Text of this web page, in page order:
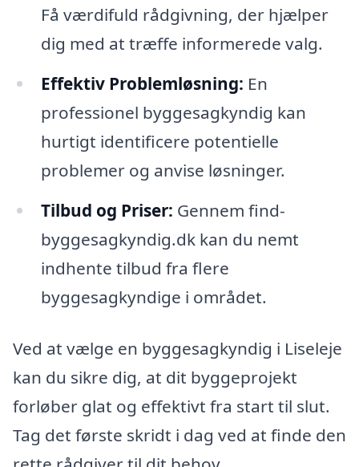
Få værdifuld rådgivning, der hjælper
dig med at træffe informerede valg.
Effektiv Problemløsning: En
professionel byggesagkyndig kan
hurtigt identificere potentielle
problemer og anvise løsninger.
Tilbud og Priser: Gennem find-
byggesagkyndig.dk kan du nemt
indhente tilbud fra flere
byggesagkyndige i området.
Ved at vælge en byggesagkyndig i Liseleje
kan du sikre dig, at dit byggeprojekt
forløber glat og effektivt fra start til slut.
Tag det første skridt i dag ved at finde den